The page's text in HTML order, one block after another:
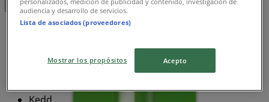
Vasárnap
audiencia y desarrollo de servicios.
Lista de asociados (proveedores)
Mostrar los propósitos Acepto